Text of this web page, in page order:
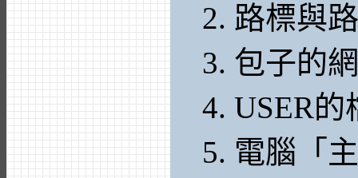
路標與
包子的
USER的
電腦「